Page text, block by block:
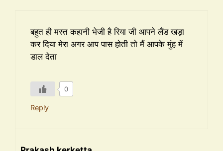
बहुत ही मस्त कहानी भेजी है रिया जी आपने लैंड खड़ा
कर दिया मेरा अगर आप पास होती तो मैं आपके मुंह में
डाल देता
0
Reply